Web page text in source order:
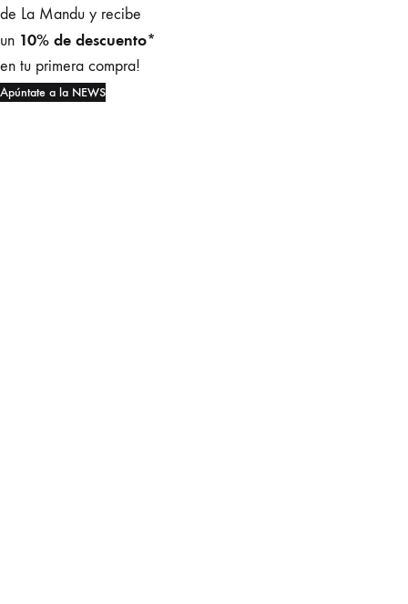
de La Mandu y recibe
un 10% de descuento*
en tu primera compra!
Apúntate a la NEWS